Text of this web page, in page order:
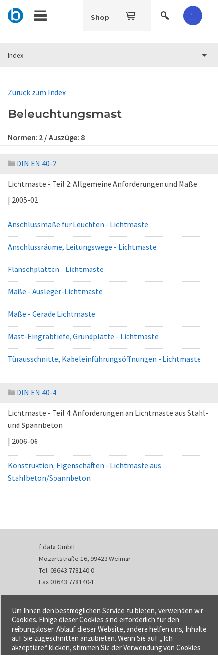
Shop
Index
Zurück zum Index
Beleuchtungsmast
Normen: 2 / Auszüge: 8
DIN EN 40-2
Lichtmaste - Teil 2: Allgemeine Anforderungen und Maße
| 2005-02
Anschlussmaße für Leuchten - Lichtmaste
Anschlussräume, Leitungswege - Lichtmaste
Flanschplatten - Lichtmaste
Maße - Ausleger-Lichtmaste
Maße - Gerade Lichtmaste
Mast-Eingrabtiefe, Grundplatte - Lichtmaste
Türausschnitte, Kabeleinführungsöffnungen - Lichtmaste
DIN EN 40-4
Lichtmaste - Teil 4: Anforderungen an Lichtmaste aus Stahl-
und Spannbeton
| 2006-06
Konstruktion, Eigenschaften - Lichtmaste aus
Stahlbeton/Spannbeton
f:data GmbH
Mozartstraße 16, 99423 Weimar
Tel. 03643 778140-0
Fax 03643 778140-1
info@fdata.de
Kontakt
Impressum
Datenschutzerklärung
Urheberrecht und Haftung
Um Ihnen den bestmöglichen Service zu bieten, verwenden wir
Cookies. Einige dieser Cookies sind erforderlich für den
reibungslosen Ablauf dieser Website, andere helfen uns, Inhalte
auf Sie zugeschnitten anzubieten. Wenn Sie auf „ Ich
akzeptiere“ klicken, stimmen Sie der Verwendung von Cookies